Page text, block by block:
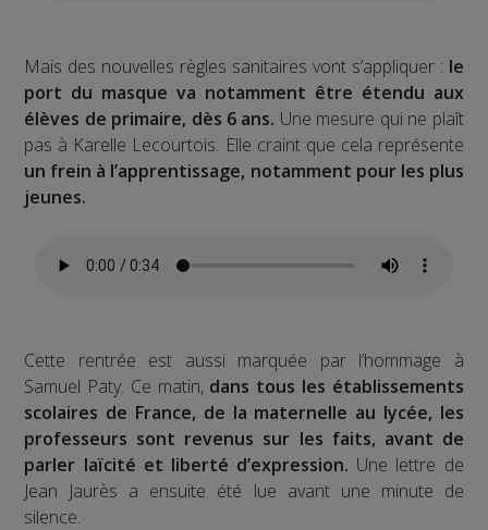
Mais des nouvelles règles sanitaires vont s’appliquer : le
port du masque va notamment être étendu aux
élèves de primaire, dès 6 ans. Une mesure qui ne plaît
pas à Karelle Lecourtois. Elle craint que cela représente
un frein à l’apprentissage, notamment pour les plus
jeunes.
Cette rentrée est aussi marquée par l’hommage à
Samuel Paty. Ce matin, dans tous les établissements
scolaires de France, de la maternelle au lycée, les
professeurs sont revenus sur les faits, avant de
parler laïcité et liberté d’expression. Une lettre de
Jean Jaurès a ensuite été lue avant une minute de
silence.